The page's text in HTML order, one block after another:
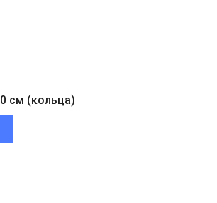
см (кольца)